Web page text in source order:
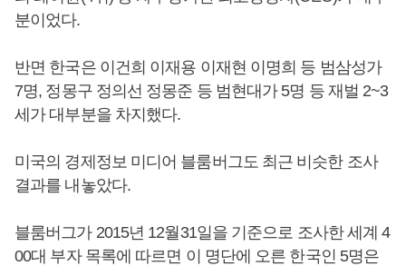
분이었다.
반면 한국은 이건희 이재용 이재현 이명희 등 범삼성가
7명, 정몽구 정의선 정몽준 등 범현대가 5명 등 재벌 2~3
세가 대부분을 차지했다.
미국의 경제정보 미디어 블룸버그도 최근 비슷한 조사
결과를 내놓았다.
블룸버그가 2015년 12월31일을 기준으로 조사한 세계 4
00대 부자 목록에 따르면 이 명단에 오른 한국인 5명은